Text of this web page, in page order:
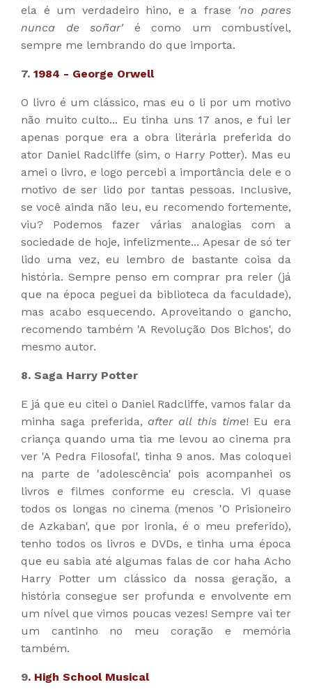
ela é um verdadeiro hino, e a frase 'no pares
nunca de soñar'é como um combustível,
sempre me lembrando do que importa.
7. 1984 - George Orwell
O livro é um clássico, mas eu o li por um motivo
não muito culto... Eu tinha uns 17 anos, e fui ler
apenas porque era a obra literária preferida do
ator Daniel Radcliffe (sim, o Harry Potter). Mas eu
amei o livro, e logo percebi a importância dele e o
motivo de ser lido por tantas pessoas. Inclusive,
se você ainda não leu, eu recomendo fortemente,
viu? Podemos fazer várias analogias com a
sociedade de hoje, infelizmente... Apesar de só ter
lido uma vez, eu lembro de bastante coisa da
história. Sempre penso em comprar pra reler (já
que na época peguei da biblioteca da faculdade),
mas acabo esquecendo. Aproveitando o gancho,
recomendo também 'A Revolução Dos Bichos', do
mesmo autor.
8. Saga Harry Potter
E já que eu citei o Daniel Radcliffe, vamos falar da
minha saga preferida, after all this time! Eu era
criança quando uma tia me levou ao cinema pra
ver 'A Pedra Filosofal', tinha 9 anos. Mas coloquei
na parte de 'adolescência' pois acompanhei os
livros e filmes conforme eu crescia. Vi quase
todos os longas no cinema (menos 'O Prisioneiro
de Azkaban', que por ironia, é o meu preferido),
tenho todos os livros e DVDs, e tinha uma época
que eu sabia até algumas falas de cor haha Acho
Harry Potter um clássico da nossa geração, a
história consegue ser profunda e envolvente em
um nível que vimos poucas vezes! Sempre vai ter
um cantinho no meu coração e memória
também.
9. High School Musical